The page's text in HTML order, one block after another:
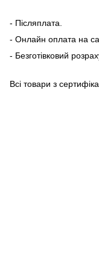
- Післяплата.
- Онлайн оплата на
- Безготівковий
Всі товари з